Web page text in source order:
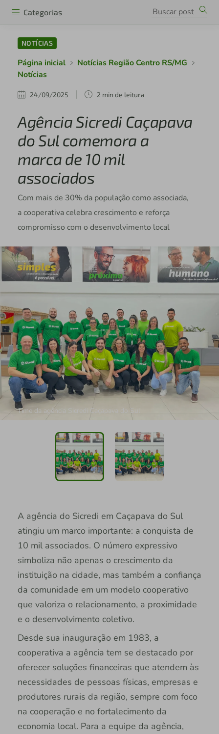
Categorias
NOTÍCIAS
Página inicial
Notícias Região Centro RS/MG
Notícias
24/09/2025 2 min de leitura
Agência Sicredi Caçapava
do Sul comemora a
marca de 10 mil
associados
Com mais de 30% da população como associada,
a cooperativa celebra crescimento e reforça
compromisso com o desenvolvimento local
Time da agência Sicredi Caçapava do Sul
A agência do Sicredi em Caçapava do Sul
atingiu um marco importante: a conquista de
10 mil associados. O número expressivo
simboliza não apenas o crescimento da
instituição na cidade, mas também a confiança
da comunidade em um modelo cooperativo
que valoriza o relacionamento, a proximidade
e o desenvolvimento coletivo.
Desde sua inauguração em 1983, a
cooperativa a agência tem se destacado por
oferecer soluções financeiras que atendem às
necessidades de pessoas físicas, empresas e
produtores rurais da região, sempre com foco
na cooperação e no fortalecimento da
economia local. Para a equipe da agência,